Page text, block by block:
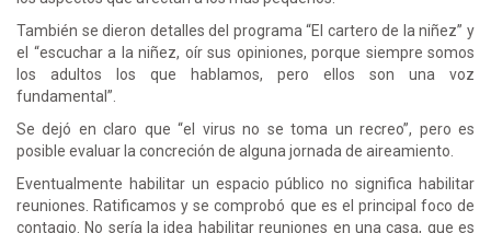
También se dieron detalles del programa “El cartero de la niñez” y
el “escuchar a la niñez, oír sus opiniones, porque siempre somos
los adultos los que hablamos, pero ellos son una voz
fundamental”.
Se dejó en claro que “el virus no se toma un recreo”, pero es
posible evaluar la concreción de alguna jornada de aireamiento.
Eventualmente habilitar un espacio público no significa habilitar
reuniones. Ratificamos y se comprobó que es el principal foco de
contagio. No sería la idea habilitar reuniones en una casa, que es